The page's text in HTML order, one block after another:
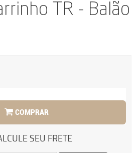
TR - Balão
COMPRAR
SEU FRETE